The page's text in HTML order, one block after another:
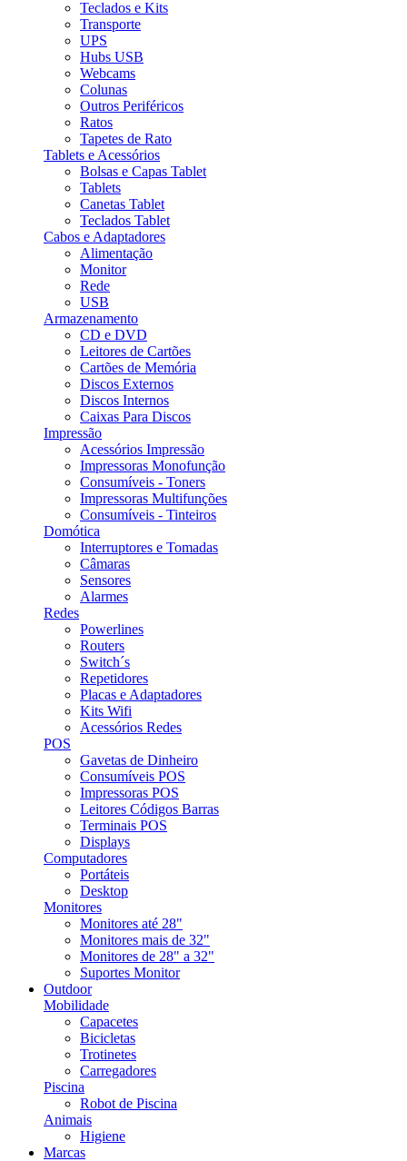
Teclados e Kits
Transporte
UPS
Hubs USB
Webcams
Colunas
Outros Periféricos
Ratos
Tapetes de Rato
Tablets e Acessórios
Bolsas e Capas Tablet
Tablets
Canetas Tablet
Teclados Tablet
Cabos e Adaptadores
Alimentação
Monitor
Rede
USB
Armazenamento
CD e DVD
Leitores de Cartões
Cartões de Memória
Discos Externos
Discos Internos
Caixas Para Discos
Impressão
Acessórios Impressão
Impressoras Monofunção
Consumíveis - Toners
Impressoras Multifunções
Consumíveis - Tinteiros
Domótica
Interruptores e Tomadas
Câmaras
Sensores
Alarmes
Redes
Powerlines
Routers
Switch´s
Repetidores
Placas e Adaptadores
Kits Wifi
Acessórios Redes
POS
Gavetas de Dinheiro
Consumíveis POS
Impressoras POS
Leitores Códigos Barras
Terminais POS
Displays
Computadores
Portáteis
Desktop
Monitores
Monitores até 28"
Monitores mais de 32"
Monitores de 28" a 32"
Suportes Monitor
Outdoor
Mobilidade
Capacetes
Bicicletas
Trotinetes
Carregadores
Piscina
Robot de Piscina
Animais
Higiene
Marcas